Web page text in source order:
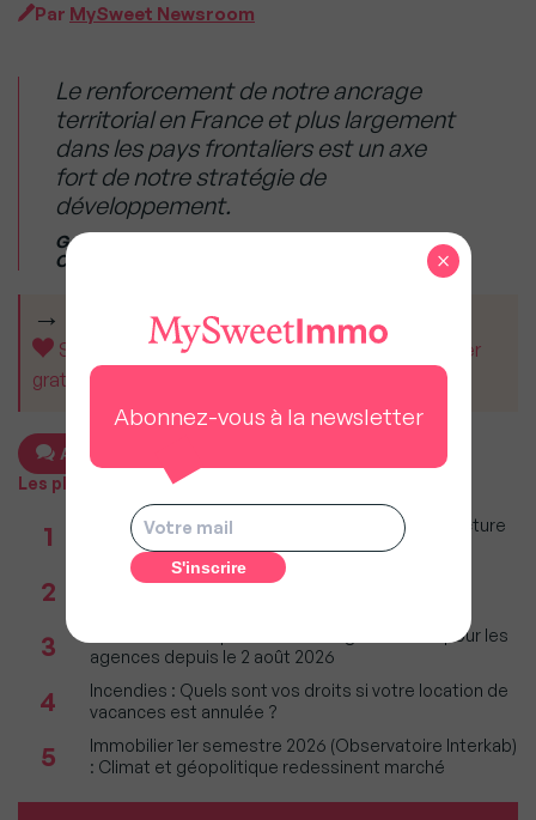
Par MySweet Newsroom
Le renforcement de notre ancrage
territorial en France et plus largement
dans les pays frontaliers est un axe
fort de notre stratégie de
développement.
Gautier Allard, Directeur général de
ClubFunding
CET ARTICLE VOUS A AIDÉ ?
Soutenez MySweetImmo et aidez-nous à rester
gratuit pour tous.
Ajouter un commentaire
Les plus populaires
1
Taxe foncière 2026 : Ces grandes villes où la facture
restera parmi les plus lourdes
2
Réseau immobilier : iad franchit le cap des 600
3
Immobilier : Ce que l’AI Act change vraiment pour les
agences depuis le 2 août 2026
4
Incendies : Quels sont vos droits si votre location de
vacances est annulée ?
5
Immobilier 1er semestre 2026 (Observatoire Interkab)
: Climat et géopolitique redessinent marché
Abonnez-vous à la newsletter
×